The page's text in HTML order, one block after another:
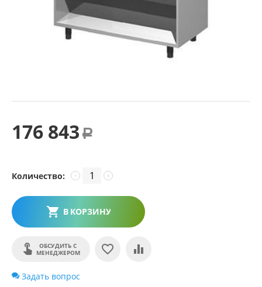
176 843 Р
Количество: +
−
В КОРЗИНУ
ОБСУДИТЬ С
МЕНЕДЖЕРОМ
Задать вопрос